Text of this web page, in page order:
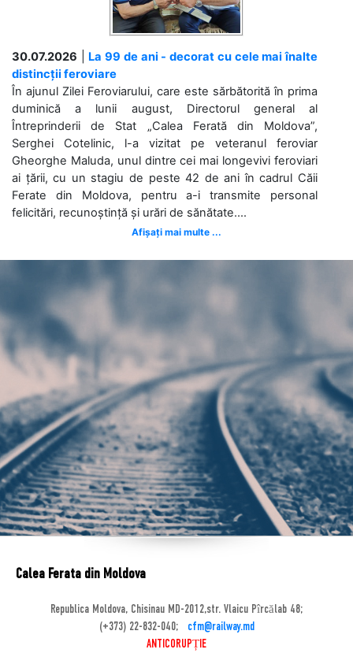
30.07.2026
La 99 de ani - decorat cu cele mai înalte
distincții feroviare
În ajunul Zilei Feroviarului, care este sărbătorită în prima
duminică a lunii august, Directorul general al
Întreprinderii de Stat „Calea Ferată din Moldova”,
Serghei Cotelinic, l-a vizitat pe veteranul feroviar
Gheorghe Maluda, unul dintre cei mai longevivi feroviari
ai țării, cu un stagiu de peste 42 de ani în cadrul Căii
Ferate din Moldova, pentru a-i transmite personal
felicitări, recunoștință și urări de sănătate....
Afișați mai multe ...
Calea Ferata din Moldova
Republica Moldova, Chisinau MD-2012,str. Vlaicu Pîrcălab 48;
(+373) 22-832-040;
cfm@railway.md
ANTICORUPȚIE